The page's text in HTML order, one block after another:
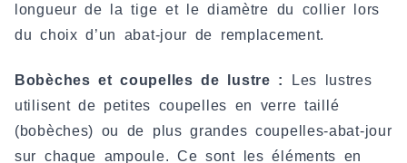
longueur de la tige et le diamètre du collier lors
du choix d’un abat-jour de remplacement.
Bobèches et coupelles de lustre :
Les lustres
utilisent de petites coupelles en verre taillé
(bobèches) ou de plus grandes coupelles-abat-jour
sur chaque ampoule. Ce sont les éléments en